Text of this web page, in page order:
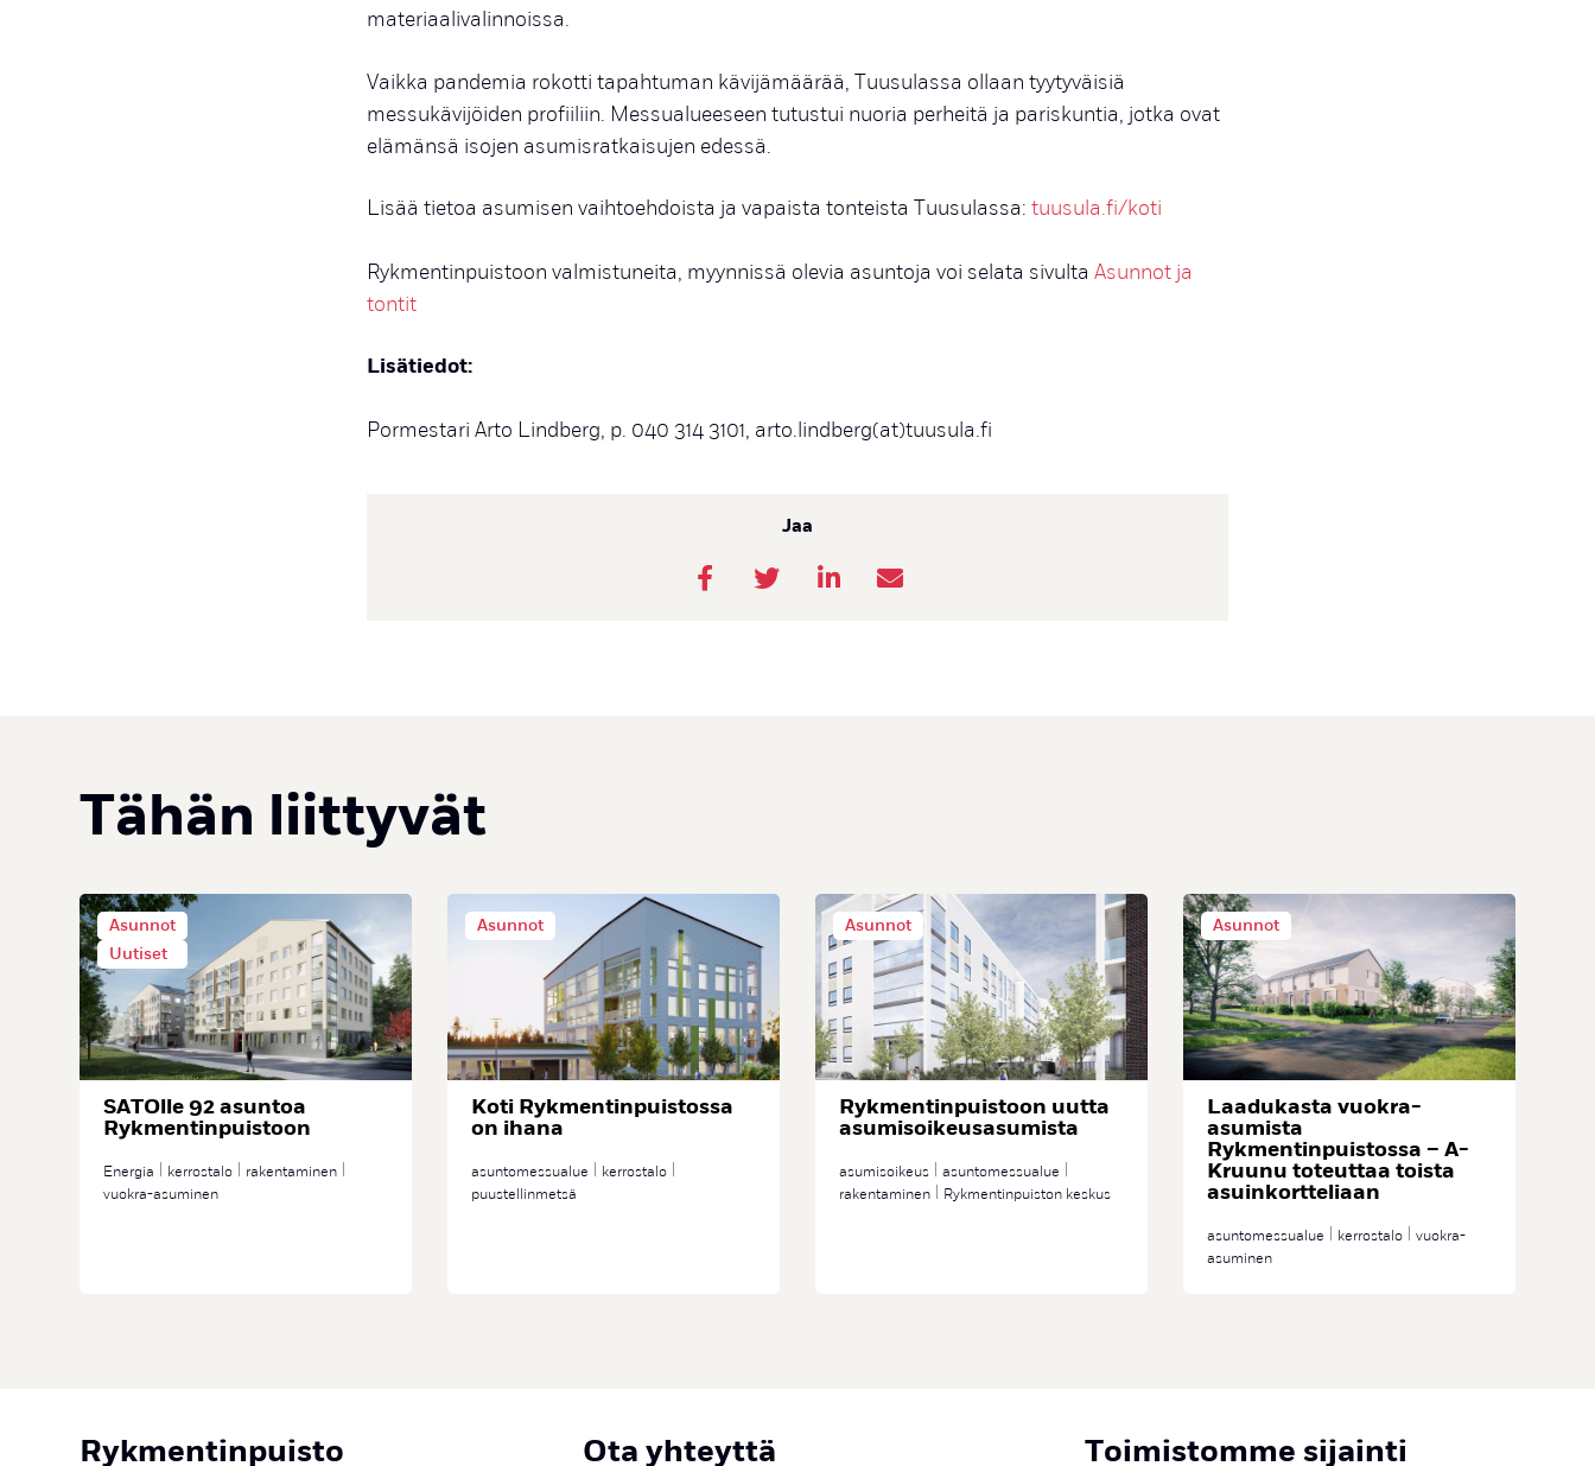
materiaalivalinnoissa.
Vaikka pandemia rokotti tapahtuman kävijämäärää, Tuusulassa ollaan tyytyväisiä
messukävijöiden profiiliin. Messualueeseen tutustui nuoria perheitä ja pariskuntia, jotka ovat
elämänsä isojen asumisratkaisujen edessä.
Lisää tietoa asumisen vaihtoehdoista ja vapaista tonteista Tuusulassa:tuusula.fi/koti
Rykmentinpuistoon valmistuneita, myynnissä olevia asuntoja voi selata sivultaAsunnot ja
tontit
Lisätiedot:
Pormestari Arto Lindberg, p. 040 314 3101, arto.lindberg(at)tuusula.fi
Jaa
Tähän liittyvät
Asunnot
Uutiset
SATOlle 92 asuntoa
Rykmentinpuistoon
Energia kerrostalo
rakentaminen
vuokra-asuminen
Asunnot
Koti Rykmentinpuistossa
on ihana
asuntomessualue
kerrostalo
puustellinmetsä
Asunnot
Rykmentinpuistoon uutta
asumisoikeusasumista
asumisoikeus
asuntomessualue
rakentaminen
Rykmentinpuiston keskus
Asunnot
Laadukasta vuokra-
asumista
Rykmentinpuistossa – A-
Kruunu toteuttaa toista
asuinkortteliaan
asuntomessualue kerrostalo
vuokra-
asuminen
Rykmentinpuisto Ota yhteyttä Toimistomme sijainti